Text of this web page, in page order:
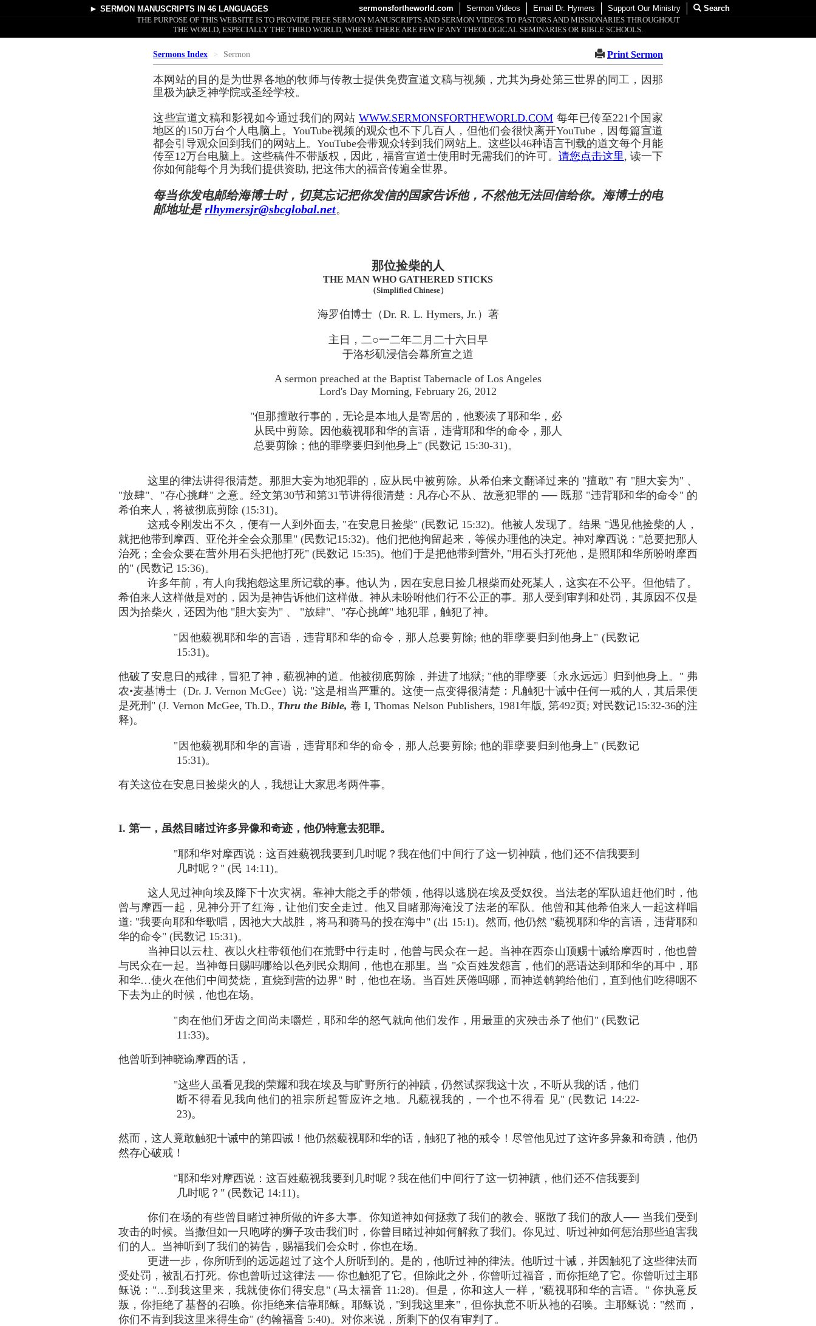
► SERMON MANUSCRIPTS IN 46 LANGUAGES sermonsfortheworld.com Sermon Videos Email Dr. Hymers Support Our Ministry
Search
THE PURPOSE OF THIS WEBSITE IS TO PROVIDE FREE SERMON MANUSCRIPTS AND SERMON VIDEOS TO PASTORS AND MISSIONARIES THROUGHOUT
THE WORLD, ESPECIALLY THE THIRD WORLD, WHERE THERE ARE FEW IF ANY THEOLOGICAL SEMINARIES OR BIBLE SCHOOLS.
Sermons Index Sermon Print Sermon
本网站的目的是为世界各地的牧师与传教士提供免费宣道文稿与视频，尤其为身处第三世界的同工，因那
里极为缺乏神学院或圣经学校。
这些宣道文稿和影视如今通过我们的网站WWW.SERMONSFORTHEWORLD.COM 每年已传至221个国家
地区的150万台个人电脑上。YouTube视频的观众也不下几百人，但他们会很快离开YouTube，因每篇宣道
都会引导观众回到我们的网站上。YouTube会带观众转到我们网站上。这些以46种语言刊载的道文每个月能
传至12万台电脑上。这些稿件不带版权，因此，福音宣道士使用时无需我们的许可。 请您点击这里, 读一下
你如何能每个月为我们提供资助, 把这伟大的福音传遍全世界。
每当你发电邮给海博士时，切莫忘记把你发信的国家告诉他，不然他无法回信给你。海博士的电
邮地址是rlhymersjr@sbcglobal.net。
那位捡柴的人
THE MAN WHO GATHERED STICKS
（Simplified Chinese）
海罗伯博士（Dr. R. L. Hymers, Jr.）著
主日，二○一二年二月二十六日早
于洛杉矶浸信会幕所宣之道
A sermon preached at the Baptist Tabernacle of Los Angeles
Lord's Day Morning, February 26, 2012
"但那擅敢行事的，无论是本地人是寄居的，他亵渎了耶和华，必
从民中剪除。因他藐视耶和华的言语，违背耶和华的命令，那人
总要剪除；他的罪孽要归到他身上" (民数记 15:30-31)。
这里的律法讲得很清楚。那胆大妄为地犯罪的，应从民中被剪除。从希伯来文翻译过来的 "擅敢" 有 "胆大妄为" 、
"放肆"、"存心挑衅" 之意。经文第30节和第31节讲得很清楚：凡存心不从、故意犯罪的 ── 既那 "违背耶和华的命令" 的
希伯来人，将被彻底剪除 (15:31)。
这戒令刚发出不久，便有一人到外面去, "在安息日捡柴" (民数记 15:32)。他被人发现了。结果 "遇见他捡柴的人，
就把他带到摩西、亚伦并全会众那里" (民数记15:32)。他们把他拘留起来，等候办理他的决定。神对摩西说："总要把那人
治死；全会众要在营外用石头把他打死" (民数记 15:35)。他们于是把他带到营外, "用石头打死他，是照耶和华所吩咐摩西
的" (民数记 15:36)。
许多年前，有人向我抱怨这里所记载的事。他认为，因在安息日捡几根柴而处死某人，这实在不公平。但他错了。
希伯来人这样做是对的，因为是神告诉他们这样做。神从未吩咐他们行不公正的事。那人受到审判和处罚，其原因不仅是
因为拾柴火，还因为他 "胆大妄为" 、 "放肆"、"存心挑衅" 地犯罪，触犯了神。
"因他藐视耶和华的言语，违背耶和华的命令，那人总要剪除; 他的罪孽要归到他身上" (民数记
15:31)。
他破了安息日的戒律，冒犯了神，藐视神的道。他被彻底剪除，并进了地狱; "他的罪孽要〔永永远远〕归到他身上。" 弗
农•麦基博士（Dr. J. Vernon McGee）说: "这是相当严重的。这使一点变得很清楚：凡触犯十诫中任何一戒的人，其后果便
是死刑" (J. Vernon McGee, Th.D., Thru the Bible, 卷 I, Thomas Nelson Publishers, 1981年版, 第492页; 对民数记15:32-36的注
释)。
"因他藐视耶和华的言语，违背耶和华的命令，那人总要剪除; 他的罪孽要归到他身上" (民数记
15:31)。
有关这位在安息日捡柴火的人，我想让大家思考两件事。
I. 第一，虽然目睹过许多异像和奇迹，他仍特意去犯罪。
"耶和华对摩西说：这百姓藐视我要到几时呢？我在他们中间行了这一切神蹟，他们还不信我要到
几时呢？" (民 14:11)。
这人见过神向埃及降下十次灾祸。靠神大能之手的带领，他得以逃脱在埃及受奴役。当法老的军队追赶他们时，他
曾与摩西一起，见神分开了红海，让他们安全走过。他又目睹那海淹没了法老的军队。他曾和其他希伯来人一起这样唱
道: "我要向耶和华歌唱，因祂大大战胜，将马和骑马的投在海中" (出 15:1)。然而, 他仍然 "藐视耶和华的言语，违背耶和
华的命令" (民数记 15:31)。
当神日以云柱、夜以火柱带领他们在荒野中行走时，他曾与民众在一起。当神在西奈山顶赐十诫给摩西时，他也曾
与民众在一起。当神每日赐吗哪给以色列民众期间，他也在那里。当 "众百姓发怨言，他们的恶语达到耶和华的耳中，耶
和华…使火在他们中间焚烧，直烧到营的边界" 时，他也在场。当百姓厌倦吗哪，而神送鹌鹑给他们，直到他们吃得咽不
下去为止的时候，他也在场。
"肉在他们牙齿之间尚未嚼烂，耶和华的怒气就向他们发作，用最重的灾殃击杀了他们" (民数记
11:33)。
他曾听到神晓谕摩西的话，
"这些人虽看见我的荣耀和我在埃及与旷野所行的神蹟，仍然试探我这十次，不听从我的话，他们
断不得看见我向他们的祖宗所起誓应许之地。凡藐视我的，一个也不得看 见" (民数记 14:22-
23)。
然而，这人竟敢触犯十诫中的第四诫！他仍然藐视耶和华的话，触犯了祂的戒令！尽管他见过了这许多异象和奇蹟，他仍
然存心破戒！
"耶和华对摩西说：这百姓藐视我要到几时呢？我在他们中间行了这一切神蹟，他们还不信我要到
几时呢？" (民数记 14:11)。
你们在场的有些曾目睹过神所做的许多大事。你知道神如何拯救了我们的教会、驱散了我们的敌人── 当我们受到
攻击的时候。当撒但如一只咆哮的狮子攻击我们时，你曾目睹过神如何解救了我们。你见过、听过神如何惩治那些迫害我
们的人。当神听到了我们的祷告，赐福我们会众时，你也在场。
更进一步，你所听到的远远超过了这个人所听到的。是的，他听过神的律法。他听过十诫，并因触犯了这些律法而
受处罚，被乱石打死。你也曾听过这律法 ── 你也触犯了它。但除此之外，你曾听过福音，而你拒绝了它。你曾听过主耶
稣说："…到我这里来，我就使你们得安息" (马太福音 11:28)。但是，你和这人一样，"藐视耶和华的言语。" 你执意反
叛，你拒绝了基督的召唤。你拒绝来信靠耶稣。耶稣说，"到我这里来"，但你执意不听从祂的召唤。主耶稣说："然而，
你们不肯到我这里来得生命" (约翰福音 5:40)。对你来说，所剩下的仅有审判了。